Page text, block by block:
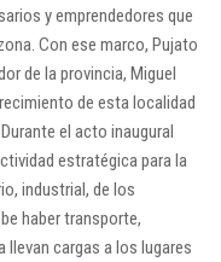
y emprendedores que
Con ese marco, Pujato
de la provincia, Miguel
de esta localidad
el acto inaugural
estratégica para la
industrial, de los
haber transporte,
llevan cargas a los lugares